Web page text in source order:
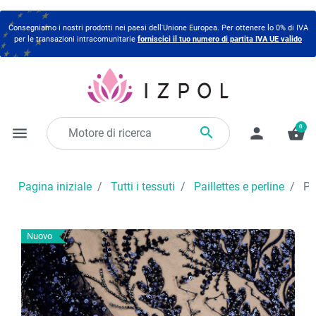
Consegniamo i nostri prodotti nei paesi dell'Unione Europea. Per ottenere lo 0% di IVA
per le transazioni intracomunitarie forniscici il tuo numero di partita IVA UE valido
menu  person shopping_basket
0
Pagina iniziale Tutti i tessuti Paillettes e perline
Nuovo